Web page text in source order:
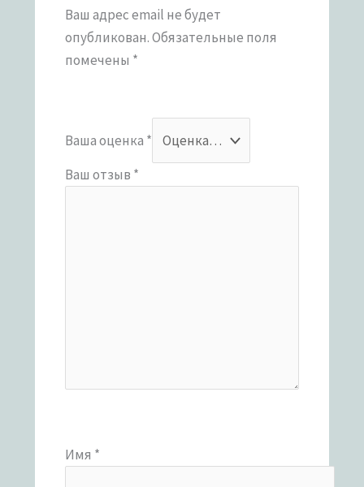
Ваш адрес email не будет
опубликован.Обязательные поля
помечены *
Ваша оценка *
Ваш отзыв *
Имя *